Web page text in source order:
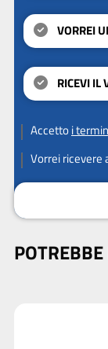
VORREI
RICEVI IL
Accettoi
Vorrei ricevere